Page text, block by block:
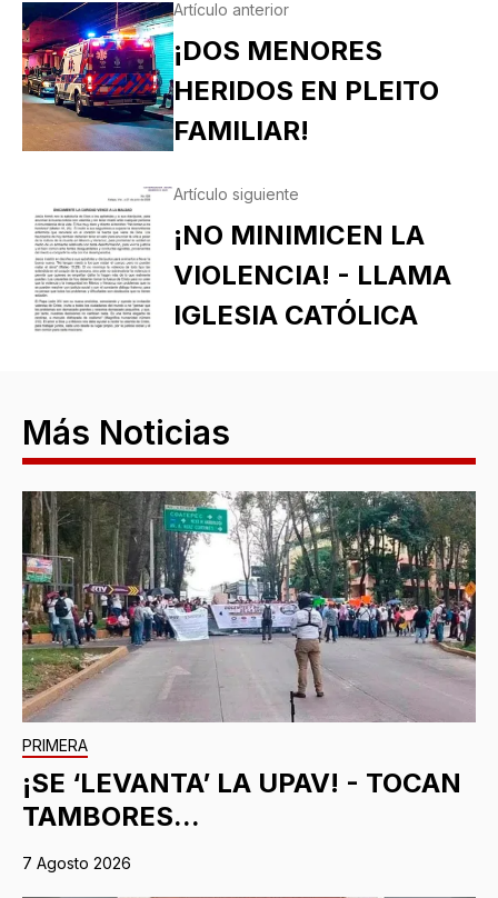
Artículo anterior
¡DOS MENORES
HERIDOS EN PLEITO
FAMILIAR!
Artículo siguiente
¡NO MINIMICEN LA
VIOLENCIA! - LLAMA
IGLESIA CATÓLICA
Más Noticias
PRIMERA
¡SE ‘LEVANTA’ LA UPAV! - TOCAN
TAMBORES...
7 Agosto 2026